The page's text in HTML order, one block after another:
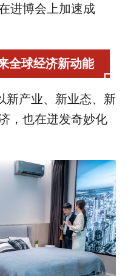
进博会上加速成
全球经济新动能
新产业、新业态、新
，也在迸发奇妙化